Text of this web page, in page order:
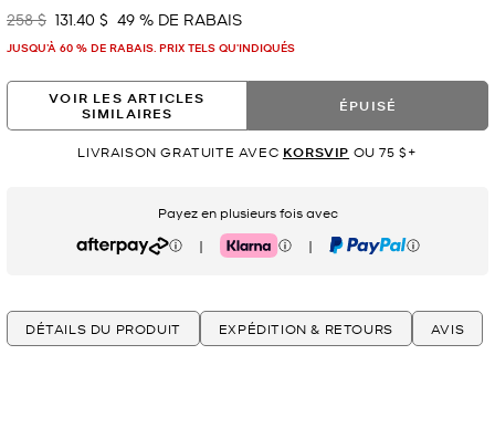
était
258 $ maintenant
131.40 $ 49 % DE RABAIS
JUSQU’À 60 % DE RABAIS. PRIX TELS QU'INDIQUÉS
VOIR LES ARTICLES
SIMILAIRES
ÉPUISÉ
LIVRAISON GRATUITE AVEC KORSVIP OU 75 $+
Payez en plusieurs fois avec
Afterpay | Klarna | PayPal
DÉTAILS DU PRODUIT EXPÉDITION & RETOURS AVIS